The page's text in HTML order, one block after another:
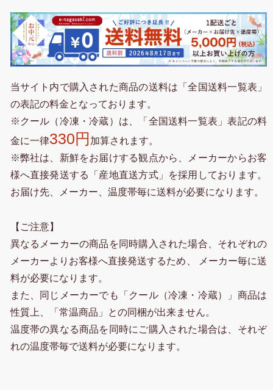
当サイト内で購入された商品の送料は「全国送料一覧表」
の表記の料金となっております。
※クール（冷凍・冷蔵）は、「全国送料一覧表」表記の料
金に一律330円 加算されます。
※弊社は、新鮮をお届けする観点から、メーカーからお客
様へ直接発送する「産地直送方式」を採用しております。
お届け先、メーカー、温度帯毎に送料が必要になります。
【ご注意】
異なるメーカーの商品を同時購入された場合、それぞれの
メーカーよりお客様へ直接発送するため、 メーカー毎に送
料が必要になります。
また、同じメーカーでも「クール（冷凍・冷蔵）」商品は
性質上、「常温商品」との同梱が出来ません。
温度帯の異なる商品を同時にご購入された場合は、それぞ
れの温度帯毎で送料が必要になります。